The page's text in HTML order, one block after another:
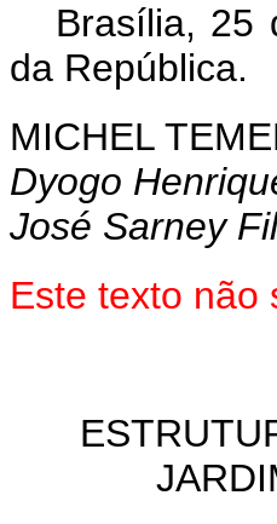
Brasília, 25
da República.
MICHEL
Dyogo
José Sarney
Este texto não